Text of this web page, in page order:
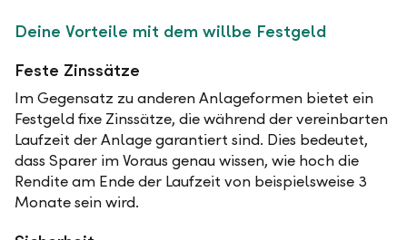
Deine Vorteile mit dem willbe Festgeld
Feste Zinssätze
Im Gegensatz zu anderen Anlageformen bietet ein
Festgeld fixe Zinssätze, die während der vereinbarten
Laufzeit der Anlage garantiert sind. Dies bedeutet,
dass Sparer im Voraus genau wissen, wie hoch die
Rendite am Ende der Laufzeit von beispielsweise 3
Monate sein wird.